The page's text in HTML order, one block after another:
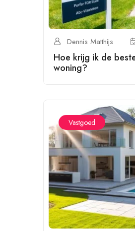
Dennis Matthijs
Hoe krijg ik de
woning?
Vastgoed